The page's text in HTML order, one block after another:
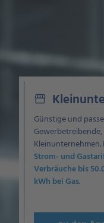
storefront
Günstige und
Strom- und
Verbräuche bis
kWh bei Gas.